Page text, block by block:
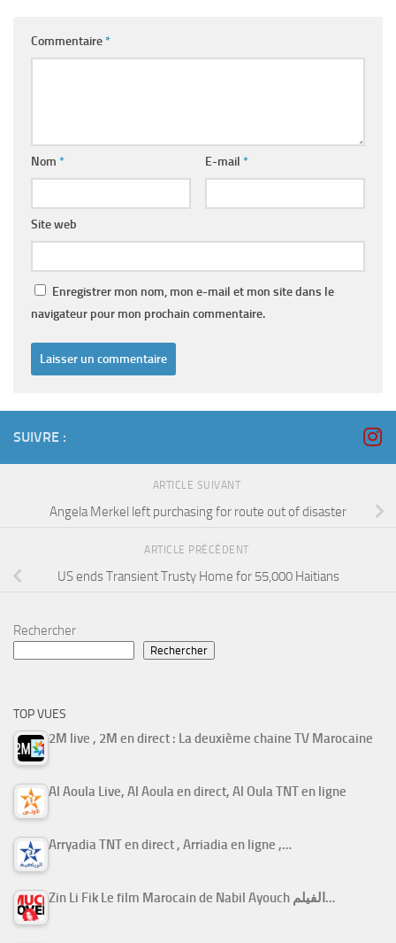
Commentaire*
Nom * E-mail *
Site web
Enregistrer mon nom, mon e-mail et mon site dans le
navigateur pour mon prochain commentaire.
SUIVRE :
ARTICLE SUIVANT
Angela Merkel left purchasing for route out of disaster
ARTICLE PRÉCÉDENT
US ends Transient Trusty Home for 55,000 Haitians
Rechercher
Rechercher
TOP VUES
2M live , 2M en direct : La deuxième chaine TV Marocaine
Al Aoula Live, Al Aoula en direct, Al Oula TNT en ligne
Arryadia TNT en direct , Arriadia en ligne ,…
Zin Li Fik Le film Marocain de Nabil Ayouch الفيلم…